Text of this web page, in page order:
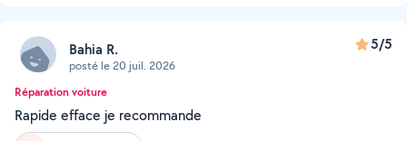
Bahia R.
posté le 20 juil. 2026
5/5
Réparation voiture
Rapide efface je recommande